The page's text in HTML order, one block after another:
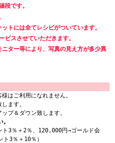
段です。
トには全てレシピがついています。
スさせていただきます。
ター等により、写真の見え方が多少異
はご利用になれません。
ます。
プ＆ダウン致します。
3％＋2％、120,000円→ゴールド会
3％＋10％）